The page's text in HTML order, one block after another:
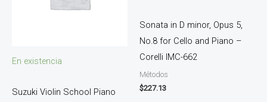
En existencia
Suzuki Violin School Piano
Sonata in D minor, Opus 5,
No.8 for Cello and Piano –
Corelli IMC-662
Métodos
$227.13